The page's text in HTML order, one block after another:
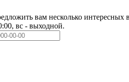
вам несколько интересных
вс - выходной.